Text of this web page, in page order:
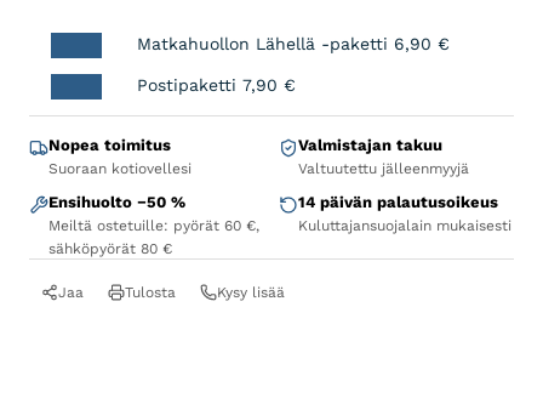
Matkahuollon Lähellä -paketti 6,90 €
Postipaketti 7,90 €
Nopea toimitus
Suoraan kotiovellesi
Valmistajan takuu
Valtuutettu jälleenmyyjä
Ensihuolto −50 %
Meiltä ostetuille: pyörät 60 €,
sähköpyörät 80 €
14 päivän palautusoikeus
Kuluttajansuojalain mukaisesti
Jaa Tulosta Kysy lisää